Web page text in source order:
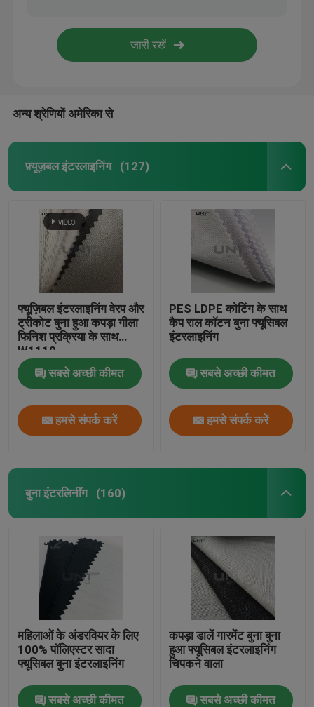
अन्य श्रेणियों अमेरिका से
फ़्यूज़बल इंटरलाइनिंग (127)
फ्यूज़िबल इंटरलाइनिंग वेरप और
ट्रीकोट बुना हुआ कपड़ा गीला
फिनिश प्रक्रिया के साथ
W1110
सबसे अच्छी कीमत
हमसे संपर्क करें
PES LDPE कोटिंग के साथ
कैप राल कॉटन बुना फ्यूसिबल
इंटरलाइनिंग
सबसे अच्छी कीमत
हमसे संपर्क करें
बुना इंटरलिनींग (160)
महिलाओं के अंडरवियर के लिए
100% पॉलिएस्टर सादा
फ्यूसिबल बुना इंटरलाइनिंग
सबसे अच्छी कीमत
कपड़ा डालें गारमेंट बुना बुना
हुआ फ्यूसिबल इंटरलाइनिंग
चिपकने वाला
सबसे अच्छी कीमत